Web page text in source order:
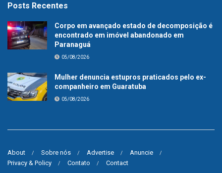
Posts Recentes
Corpo em avançado estado de decomposição é
encontrado em imóvel abandonado em
Paranaguá
05/08/2026
Mulher denuncia estupros praticados pelo ex-
companheiro em Guaratuba
05/08/2026
About Sobre nós Advertise
Anuncie
Privacy & Policy
Contato Contact